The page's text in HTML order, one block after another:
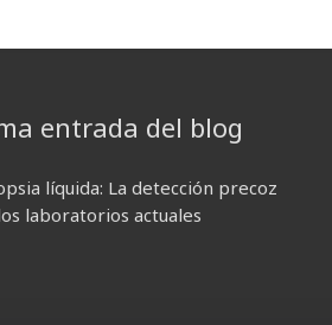
entrada del blog
líquida: La detección precoz
laboratorios actuales